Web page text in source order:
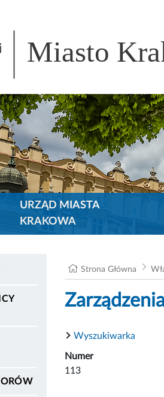
Miasto
URZĄD MIASTA
KRAKOWA
Strona Główna
Wyszukiwarka
Numer
113